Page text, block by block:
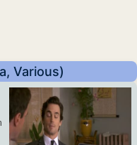
Various)